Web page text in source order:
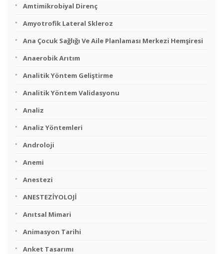
Amtimikrobiyal Direnç
Amyotrofik Lateral Skleroz
Ana Çocuk Sağlığı Ve Aile Planlaması Merkezi Hemşiresi
Anaerobik Arıtım
Analitik Yöntem Geliştirme
Analitik Yöntem Validasyonu
Analiz
Analiz Yöntemleri
Androloji
Anemi
Anestezi
ANESTEZİYOLOJİ
Anıtsal Mimari
Animasyon Tarihi
Anket Tasarımı